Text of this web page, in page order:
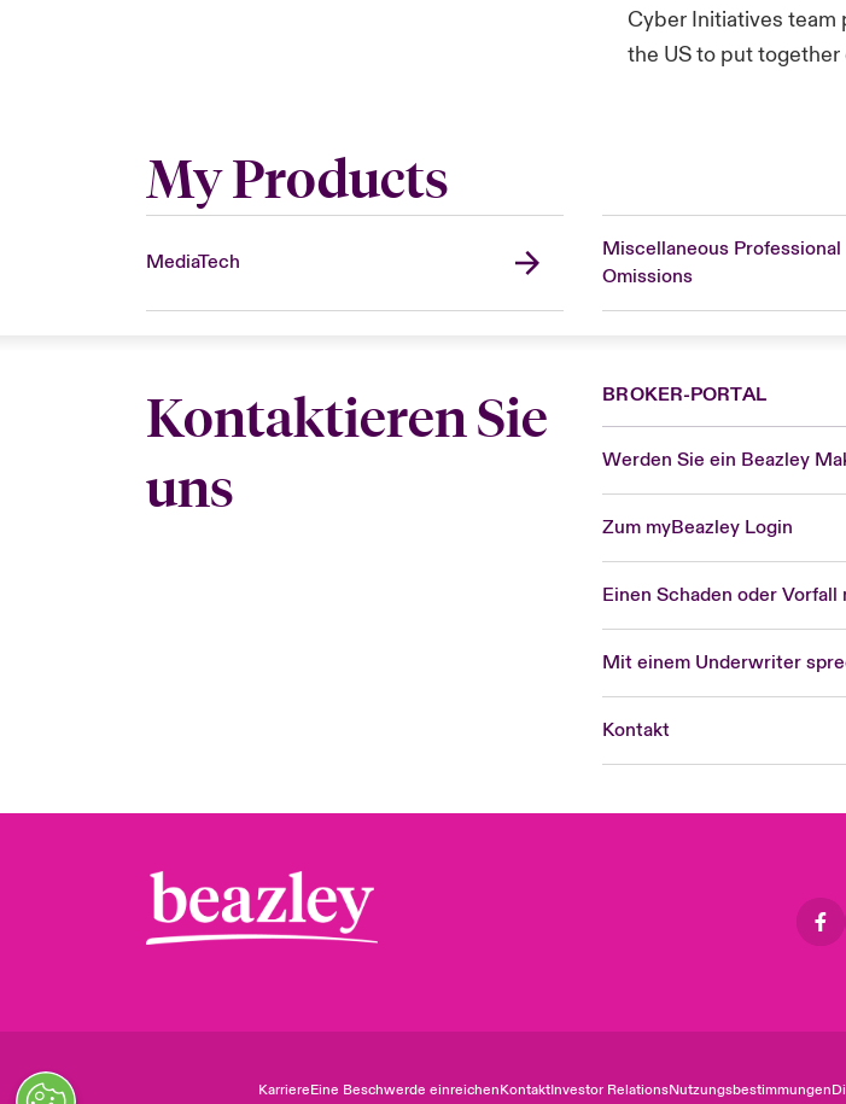
Cyber Initiatives team
the US to put
My Products
MediaTech
Miscellaneous Professional
Omissions
Kontaktieren Sie
uns
BROKER-PORTAL
Werden Sie ein Beazley
Zum myBeazley Login
Einen Schaden oder Vorfall
Mit einem Underwriter
Kontakt
KarriereEine Beschwerde einreichenKontaktInvestor RelationsNutzungsbestimmungen